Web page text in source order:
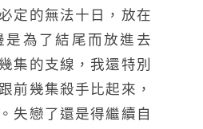
定的無法十日，放在
為了結尾而放進去
集的支線，我還特別
前幾集殺手比起來，
失戀了還是得繼續自